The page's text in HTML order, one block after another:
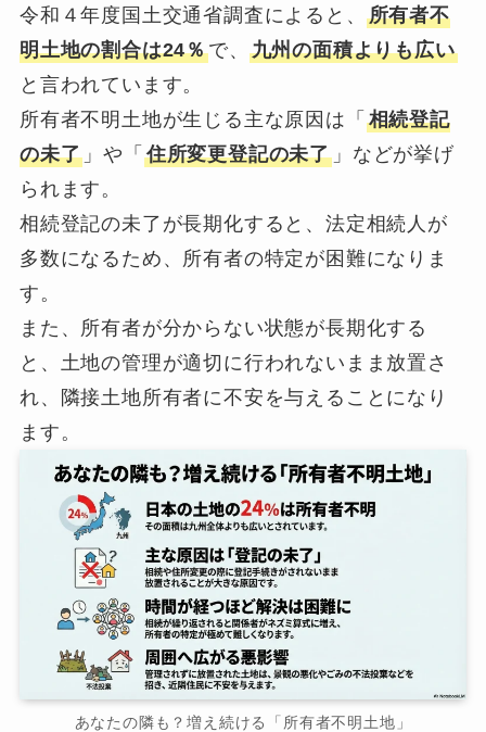
令和４年度国土交通省調査によると、 所有者不
明土地の割合は24％で、 九州の面積よりも広い
と言われています。
所有者不明土地が生じる主な原因は「 相続登記
の未了 」や「 住所変更登記の未了 」などが挙げ
られます。
相続登記の未了が長期化すると、法定相続人が
多数になるため、所有者の特定が困難になりま
す。
また、所有者が分からない状態が長期化する
と、土地の管理が適切に行われないまま放置さ
れ、隣接土地所有者に不安を与えることになり
ます。
あなたの隣も？増え続ける「所有者不明土地」